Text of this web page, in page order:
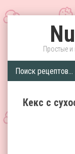
Nu
Простые
Кекс с